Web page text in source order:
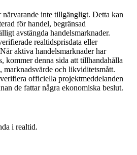
säkerhet
inte tillgängligt. Detta kan
för handel, begränsad
avstängda handelsmarknader.
realtidsprisdata eller
aktiva handelsmarknader har
kommer denna sida att tillhandahålla
marknadsvärde och likviditetsmått.
officiella projektmeddelanden
de fattar några ekonomiska beslut.
i realtid.